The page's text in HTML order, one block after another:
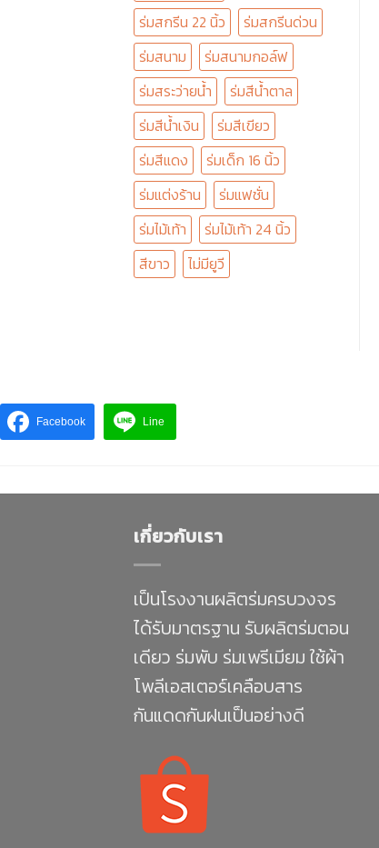
ร่มสกรีน 22 นิ้ว
ร่มสกรีนด่วน
ร่มสนาม
ร่มสนามกอล์ฟ
ร่มสระว่ายน้ำ
ร่มสีน้ำตาล
ร่มสีน้ำเงิน
ร่มสีเขียว
ร่มสีแดง
ร่มเด็ก 16 นิ้ว
ร่มแต่งร้าน
ร่มแฟชั่น
ร่มไม้เท้า
ร่มไม้เท้า 24 นิ้ว
สีขาว
ไม่มียูวี
Facebook Line
เกี่ยวกับเรา
เป็นโรงงานผลิตร่มครบวงจร
ได้รับมาตรฐาน รับผลิตร่มตอน
เดียว ร่มพับ ร่มเพรีเมียม ใช้ผ้า
โพลีเอสเตอร์เคลือบสาร
กันแดดกันฝนเป็นอย่างดี